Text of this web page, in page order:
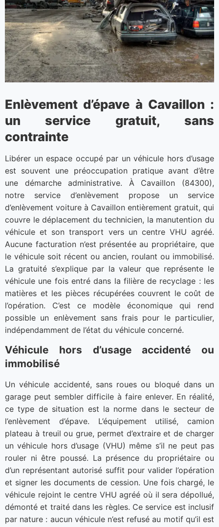
Enlèvement d’épave à Cavaillon :
un service gratuit, sans
contrainte
Libérer un espace occupé par un véhicule hors d’usage
est souvent une préoccupation pratique avant d’être
une démarche administrative. À Cavaillon (84300),
notre service d’enlèvement propose un service
d’enlèvement voiture à Cavaillon entièrement gratuit, qui
couvre le déplacement du technicien, la manutention du
véhicule et son transport vers un centre VHU agréé.
Aucune facturation n’est présentée au propriétaire, que
le véhicule soit récent ou ancien, roulant ou immobilisé.
La gratuité s’explique par la valeur que représente le
véhicule une fois entré dans la filière de recyclage : les
matières et les pièces récupérées couvrent le coût de
l’opération. C’est ce modèle économique qui rend
possible un enlèvement sans frais pour le particulier,
indépendamment de l’état du véhicule concerné.
Véhicule hors d’usage accidenté ou
immobilisé
Un véhicule accidenté, sans roues ou bloqué dans un
garage peut sembler difficile à faire enlever. En réalité,
ce type de situation est la norme dans le secteur de
l’enlèvement d’épave. L’équipement utilisé, camion
plateau à treuil ou grue, permet d’extraire et de charger
un véhicule hors d’usage (VHU) même s’il ne peut pas
rouler ni être poussé. La présence du propriétaire ou
d’un représentant autorisé suffit pour valider l’opération
et signer les documents de cession. Une fois chargé, le
véhicule rejoint le centre VHU agréé où il sera dépollué,
démonté et traité dans les règles. Ce service est inclusif
par nature : aucun véhicule n’est refusé au motif qu’il est